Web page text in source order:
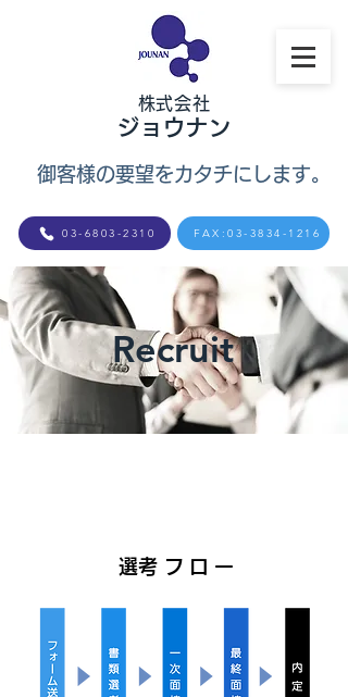
​株式会社
ジョウナン
御客様の要望をカタチにします。
03-6803-2310 FAX:03-3834-1216
Recruit
​選考フロー